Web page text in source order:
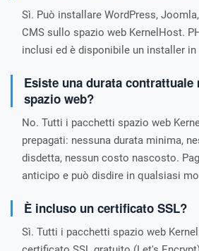
Sì. Può installare WordPress,
CMS sullo spazio web KernelHost.
inclusi ed è disponibile un installer
Esiste una durata
spazio web?
No. Tutti i pacchetti spazio web
prepagati: nessuna durata minima,
disdetta, nessun costo nascosto.
anticipo e può disdire in qualsiasi
È incluso un certificato SSL?
Sì. Tutti i pacchetti spazio web